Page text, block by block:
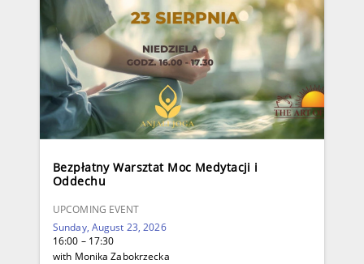
Bezpłatny Warsztat Moc Medytacji i
Oddechu
UPCOMING EVENT
Sunday, August 23, 2026
16:00 – 17:30
with Monika Zabokrzecka